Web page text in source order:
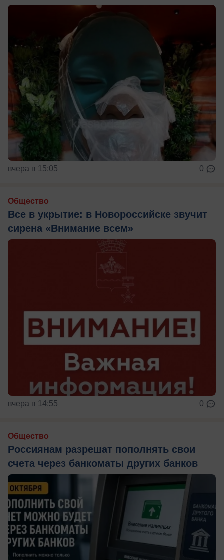
вчера в 15:05 0
Общество
Все в укрытие: в Новороссийске звучит
сирена «Внимание всем»
вчера в 14:55 0
Общество
Россиянам разрешат пополнять свои
счета через банкоматы других банков